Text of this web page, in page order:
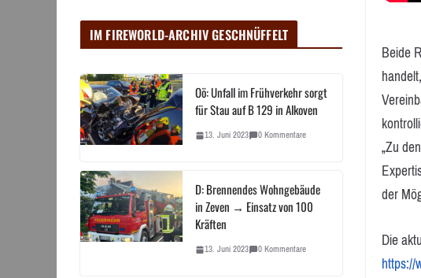
Beide
„Zu
der
Die
IM FIREWORLD-ARCHIV GESCHNÜFFELT
Oö: Unfall im Frühverkehr sorgt
für Stau auf B 129 in Alkoven
13. Juni 2023 0 Kommentare
D: Brennendes Wohngebäude
in Zeven → Einsatz von 100
Kräften
13. Juni 2023 0 Kommentare